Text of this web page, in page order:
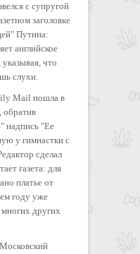
с супругой
заголовке
Путина:
английское
что
слухи.
Mail пошла в
обратив
надпись "Ее
у гимнастки с
сделал
газета: для
платье от
году уже
других